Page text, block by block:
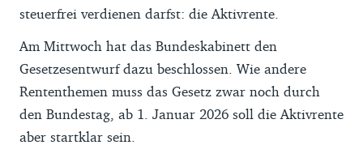
steuerfrei verdienen darfst: die Aktivrente.
Am Mittwoch hat das Bundeskabinett den
Gesetzesentwurf dazu beschlossen. Wie andere
Rententhemen muss das Gesetz zwar noch durch
den Bundestag, ab 1. Januar 2026 soll die Aktivrente
aber startklar sein.